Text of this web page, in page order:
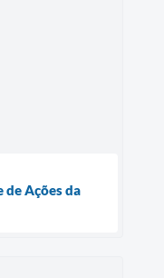
Ações da